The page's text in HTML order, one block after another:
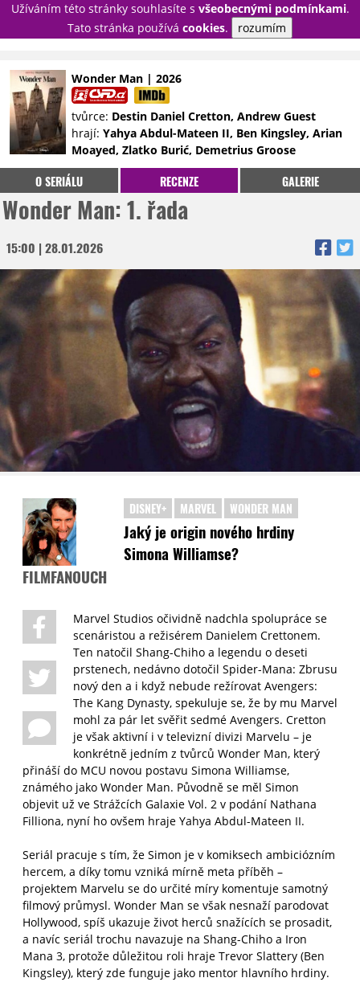
Užíváním této stránky souhlasíte s všeobecnými podmínkami.
Tato stránka používá cookies. rozumím
PŘIHLÁSIT
NOVINKY
TÉMATA
RECENZE
EPIZODY
KULT
TRAILERY
GALERIE
DISKUZE
STATISTIKY
TIRÁŽ
Wonder Man | 2026
tvůrce: Destin Daniel Cretton, Andrew Guest
hrají: Yahya Abdul-Mateen II, Ben Kingsley, Arian
Moayed, Zlatko Burić, Demetrius Groose
O SERIÁLU RECENZE GALERIE
Wonder Man: 1. řada
15:00 | 28.01.2026
FILMFANOUCH
DISNEY+ MARVEL WONDER MAN
Jaký je origin nového hrdiny
Simona Williamse?
Marvel Studios očividně nadchla spolupráce se
scenáristou a režisérem Danielem Crettonem.
Ten natočil Shang-Chiho a legendu o deseti
prstenech, nedávno dotočil Spider-Mana: Zbrusu
nový den a i když nebude režírovat Avengers:
The Kang Dynasty, spekuluje se, že by mu Marvel
mohl za pár let svěřit sedmé Avengers. Cretton
je však aktivní i v televizní divizi Marvelu – je
konkrétně jedním z tvůrců Wonder Man, který
přináší do MCU novou postavu Simona Williamse,
známého jako Wonder Man. Původně se měl Simon
objevit už ve Strážcích Galaxie Vol. 2 v podání Nathana
Filliona, nyní ho ovšem hraje Yahya Abdul-Mateen II.
Seriál pracuje s tím, že Simon je v komiksech ambiciózním
hercem, a díky tomu vzniká mírně meta příběh –
projektem Marvelu se do určité míry komentuje samotný
filmový průmysl. Wonder Man se však nesnaží parodovat
Hollywood, spíš ukazuje život herců snažících se prosadit,
a navíc seriál trochu navazuje na Shang-Chiho a Iron
Mana 3, protože důležitou roli hraje Trevor Slattery (Ben
Kingsley), který zde funguje jako mentor hlavního hrdiny.